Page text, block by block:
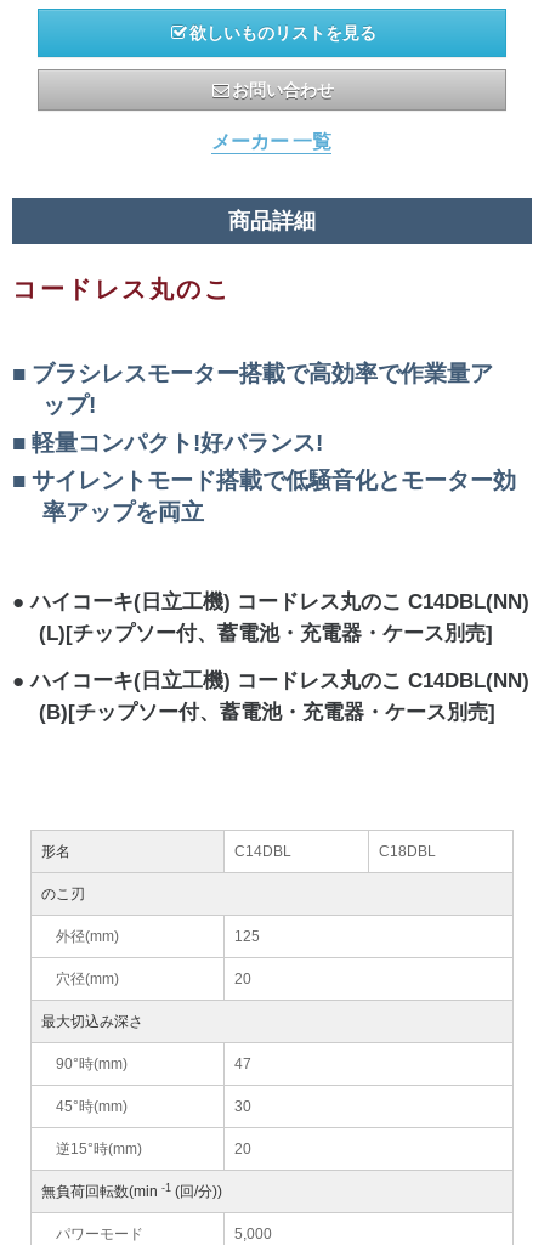
欲しいものリストを見る
お問い合わせ
メーカー 一覧
商品詳細
コードレス丸のこ
ブラシレスモーター搭載で高効率で作業量ア
ップ!
軽量コンパクト!好バランス!
サイレントモード搭載で低騒音化とモーター効
率アップを両立
ハイコーキ(日立工機) コードレス丸のこ C14DBL(NN)
(L)[チップソー付、蓄電池・充電器・ケース別売]
ハイコーキ(日立工機) コードレス丸のこ C14DBL(NN)
(B)[チップソー付、蓄電池・充電器・ケース別売]
形名 C14DBL C18DBL
のこ刃
外径(mm) 125
穴径(mm) 20
最大切込み深さ
90°時(mm) 47
45°時(mm) 30
逆15°時(mm) 20
無負荷回転数(min -1 (回/分))
パワーモード 5,000